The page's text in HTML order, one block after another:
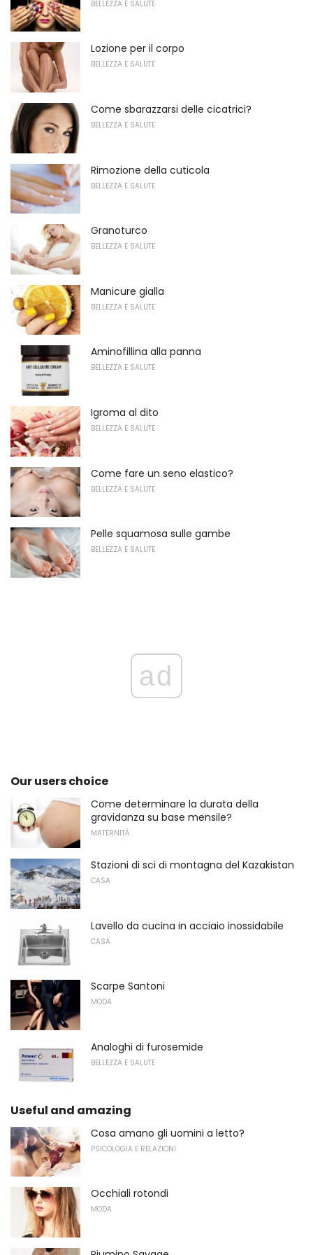
BELLEZZA E SALUTE
Lozione per il corpo
BELLEZZA E SALUTE
Come sbarazzarsi delle cicatrici?
BELLEZZA E SALUTE
Rimozione della cuticola
BELLEZZA E SALUTE
Granoturco
BELLEZZA E SALUTE
Manicure gialla
BELLEZZA E SALUTE
Aminofillina alla panna
BELLEZZA E SALUTE
Igroma al dito
BELLEZZA E SALUTE
Come fare un seno elastico?
BELLEZZA E SALUTE
Pelle squamosa sulle gambe
BELLEZZA E SALUTE
ad
Our users choice
Come determinare la durata della
gravidanza su base mensile?
MATERNITÀ
Stazioni di sci di montagna del Kazakistan
CASA
Lavello da cucina in acciaio inossidabile
CASA
Scarpe Santoni
MODA
Analoghi di furosemide
BELLEZZA E SALUTE
Useful and amazing
Cosa amano gli uomini a letto?
PSICOLOGIA E RELAZIONI
Occhiali rotondi
MODA